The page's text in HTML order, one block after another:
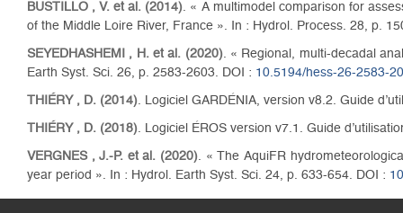
BUSTILLO , V. et al. (2014). « A multimodel comparison for
of the Middle Loire River, France ». In : Hydrol. Process. 28, p.
SEYEDHASHEMI , H. et al. (2020). « Regional, multi-decadal
Earth Syst. Sci. 26, p. 2583-2603. DOI : 10.5194/hess-26-2583-
THIÉRY , D. (2014). Logiciel GARDÉNIA, version v8.2. Guide
THIÉRY , D. (2018). Logiciel ÉROS version v7.1. Guide
VERGNES , J.-P. et al. (2020). « The AquiFR
year period ». In : Hydrol. Earth Syst. Sci. 24, p. 633-654. DOI :